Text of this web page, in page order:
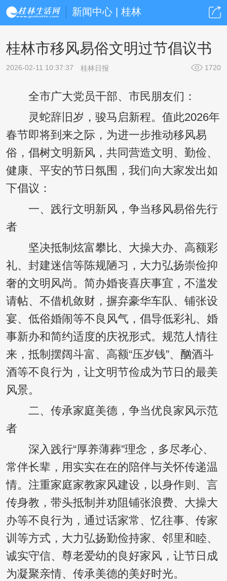
新闻中心 | 桂林
桂林市移风易俗文明过节倡议书
2026-02-11 10:37:37 桂林日报 1720
全市广大党员干部、市民朋友们：
灵蛇辞旧岁，骏马启新程。值此2026年
春节即将到来之际，为进一步推动移风易
俗，倡树文明新风，共同营造文明、勤俭、
健康、平安的节日氛围，我们向大家发出如
下倡议：
一、践行文明新风，争当移风易俗先行
者
坚决抵制炫富攀比、大操大办、高额彩
礼、封建迷信等陈规陋习，大力弘扬崇俭抑
奢的文明风尚。简办婚丧喜庆事宜，不滥发
请帖、不借机敛财，摒弃豪华车队、铺张设
宴、低俗婚闹等不良风气，倡导低彩礼、婚
事新办和简约适度的庆祝形式。规范人情往
来，抵制摆阔斗富、高额“压岁钱”、酗酒斗
酒等不良行为，让文明节俭成为节日的最美
风景。
二、传承家庭美德，争当优良家风示范
者
深入践行“厚养薄葬”理念，多尽孝心、
常伴长辈，用实实在在的陪伴与关怀传递温
情。注重家庭家教家风建设，以身作则、言
传身教，带头抵制并劝阻铺张浪费、大操大
办等不良行为，通过话家常、忆往事、传家
训等方式，大力弘扬勤俭持家、邻里和睦、
诚实守信、尊老爱幼的良好家风，让节日成
为凝聚亲情、传承美德的美好时光。